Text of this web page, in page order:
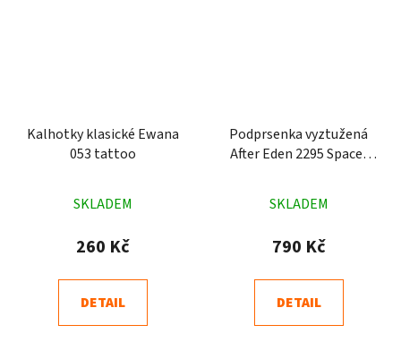
Kalhotky klasické Ewana
053 tattoo
hodnocení
produktu
4,9
z
SKLADEM
260 Kč
DETAIL
Podprsenka vyztužená
After Eden 2295 Spacer
hodnocení
produktu
5,0
z
SKLADEM
790 Kč
DETAIL